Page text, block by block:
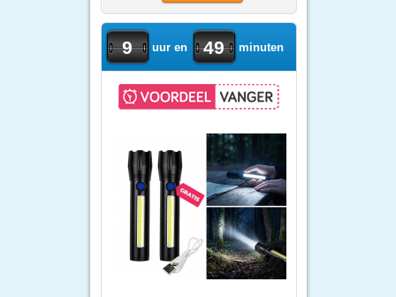
9 uur en 49 minuten